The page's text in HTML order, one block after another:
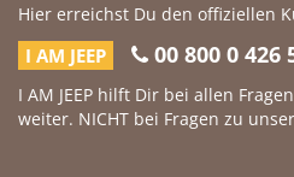
Hier erreichst Du den offiziellen
I AM JEEP 00 800 0 426
I AM JEEP hilft Dir bei allen
weiter. NICHT bei Fragen zu